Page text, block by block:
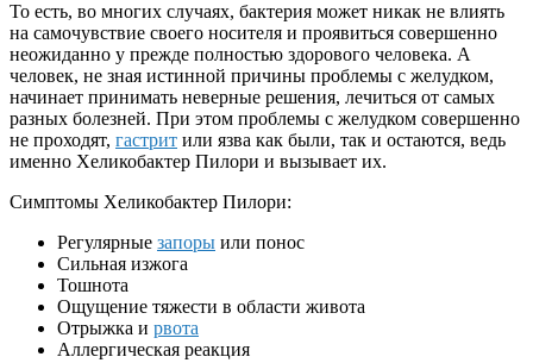
То есть, во многих случаях, бактерия может никак не влиять
на самочувствие своего носителя и проявиться совершенно
неожиданно у прежде полностью здорового человека. А
человек, не зная истинной причины проблемы с желудком,
начинает принимать неверные решения, лечиться от самых
разных болезней. При этом проблемы с желудком совершенно
не проходят, гастрит или язва как были, так и остаются, ведь
именно Хеликобактер Пилори и вызывает их.
Симптомы Хеликобактер Пилори:
Регулярные запоры или понос
Сильная изжога
Тошнота
Ощущение тяжести в области живота
Отрыжка и рвота
Аллергическая реакция